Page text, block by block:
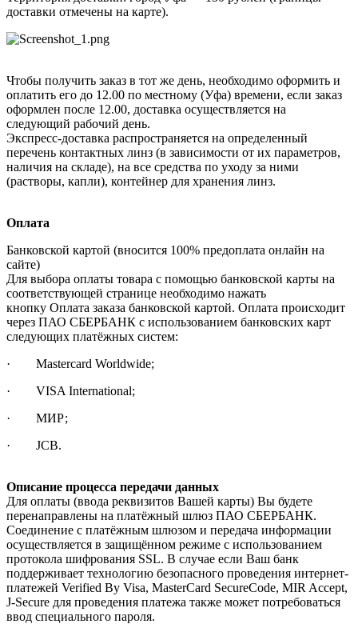
доставки отмечены на карте).
Чтобы получить заказ в тот же день, необходимо оформить и
оплатить его до 12.00 по местному (Уфа) времени, если заказ
оформлен после 12.00, доставка осуществляется на
следующий рабочий день.
Экспресс-доставка распространяется на определенный
перечень контактных линз (в зависимости от их параметров,
наличия на складе), на все средства по уходу за ними
(растворы, капли), контейнер для хранения линз.
Оплата
Банковской картой (вносится 100% предоплата онлайн на
сайте)
Для выбора оплаты товара с помощью банковской карты на
соответствующей странице необходимо нажать
кнопку Оплата заказа банковской картой. Оплата происходит
через ПАО СБЕРБАНК с использованием банковских карт
следующих платёжных систем:
· Mastercard Worldwide;
· VISA International;
· МИР;
· JCB.
Описание процесса передачи данных
Для оплаты (ввода реквизитов Вашей карты) Вы будете
перенаправлены на платёжный шлюз ПАО СБЕРБАНК.
Соединение с платёжным шлюзом и передача информации
осуществляется в защищённом режиме с использованием
протокола шифрования SSL. В случае если Ваш банк
поддерживает технологию безопасного проведения интернет-
платежей Verified By Visa, MasterCard SecureCode, MIR Accept,
J-Secure для проведения платежа также может потребоваться
ввод специального пароля.